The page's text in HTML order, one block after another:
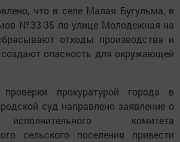
что в селе Малая Бугульма, в
№33-35 по улице Молодежная на
отходы производства и
создают опасность для окружающей
прокуратурой города в
суд направлено заявление о
комитета
сельского поселения привести